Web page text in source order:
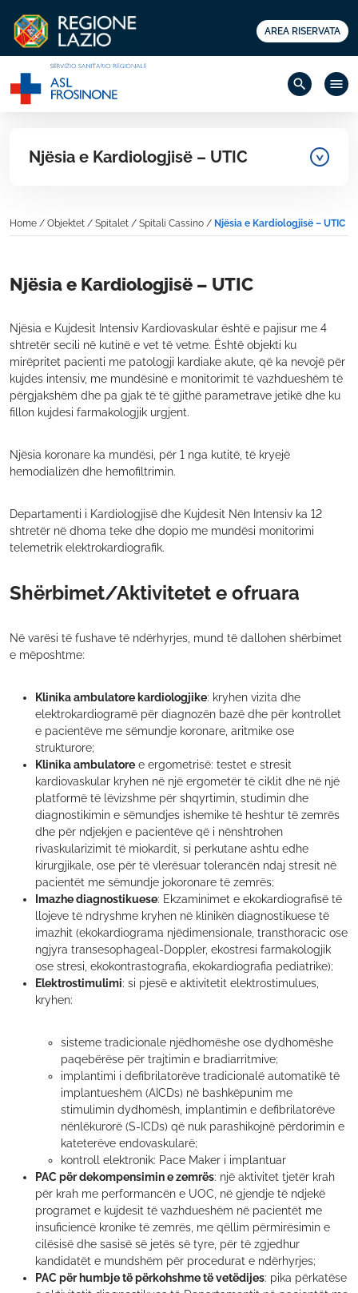
AREA RISERVATA
search menu
Njësia e Kardiologjisë – UTIC
Home / Objektet / Spitalet / Spitali Cassino / Njësia e Kardiologjisë – UTIC
Njësia e Kardiologjisë – UTIC
Njësia e Kujdesit Intensiv Kardiovaskular është e pajisur me 4
shtretër secili në kutinë e vet të vetme. Është objekti ku
mirëpritet pacienti me patologji kardiake akute, që ka nevojë për
kujdes intensiv, me mundësinë e monitorimit të vazhdueshëm të
përgjakshëm dhe pa gjak të të gjithë parametrave jetikë dhe ku
fillon kujdesi farmakologjik urgjent.
Njësia koronare ka mundësi, për 1 nga kutitë, të kryejë
hemodializën dhe hemofiltrimin.
Departamenti i Kardiologjisë dhe Kujdesit Nën Intensiv ka 12
shtretër në dhoma teke dhe dopio me mundësi monitorimi
telemetrik elektrokardiografik.
Shërbimet/Aktivitetet e ofruara
Në varësi të fushave të ndërhyrjes, mund të dallohen shërbimet
e mëposhtme:
Klinika ambulatore kardiologjike: kryhen vizita dhe
elektrokardiogramë për diagnozën bazë dhe për kontrollet
e pacientëve me sëmundje koronare, aritmike ose
strukturore;
Klinika ambulatore e ergometrisë: testet e stresit
kardiovaskular kryhen në një ergometër të ciklit dhe në një
platformë të lëvizshme për shqyrtimin, studimin dhe
diagnostikimin e sëmundjes ishemike të heshtur të zemrës
dhe për ndjekjen e pacientëve që i nënshtrohen
rivaskularizimit të miokardit, si perkutane ashtu edhe
kirurgjikale, ose për të vlerësuar tolerancën ndaj stresit në
pacientët me sëmundje jokoronare të zemrës;
Imazhe diagnostikuese: Ekzaminimet e ekokardiografisë të
llojeve të ndryshme kryhen në klinikën diagnostikuese të
imazhit (ekokardiograma njëdimensionale, transthoracic ose
ngjyra transesophageal-Doppler, ekostresi farmakologjik
ose stresi, ekokontrastografia, ekokardiografia pediatrike);
Elektrostimulimi: si pjesë e aktivitetit elektrostimulues,
kryhen:
sisteme tradicionale njëdhomëshe ose dydhomëshe
paqebërëse për trajtimin e bradiarritmive;
implantimi i defibrilatorëve tradicionalë automatikë të
implantueshëm (AICDs) në bashkëpunim me
stimulimin dydhomësh, implantimin e defibrilatorëve
nënlëkurorë (S-ICDs) që nuk parashikojnë përdorimin e
kateterëve endovaskularë;
kontroll elektronik: Pace Maker i implantuar
PAC për dekompensimin e zemrës: një aktivitet tjetër krah
për krah me performancën e UOC, në gjendje të ndjekë
programet e kujdesit të vazhdueshëm në pacientët me
insuficiencë kronike të zemrës, me qëllim përmirësimin e
cilësisë dhe sasisë së jetës së tyre, për të zgjedhur
kandidatët e mundshëm për procedurat e ndërhyrjes;
PAC për humbje të përkohshme të vetëdijes: pika përkatëse